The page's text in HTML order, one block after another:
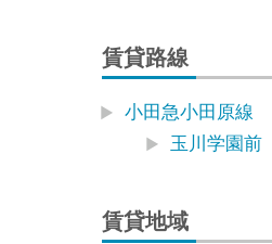
賃貸路線
小田急小田原線
玉川学園前
賃貸地域